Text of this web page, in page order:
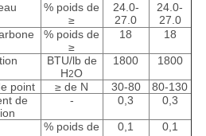
% poids de
≥
24.0-
27.0
24.0-
27.0
% poids de
≥
18 18
BTU/lb de
H2O
1800 1800
point ≥ de N 30-80
80-130
de
- 0,3 0,3
% poids de
0,1 0,1